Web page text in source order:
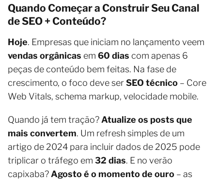
Quando Começar a Construir Seu Canal
de SEO + Conteúdo?
Hoje. Empresas que iniciam no lançamento veem
vendas orgânicas em 60 dias com apenas 6
peças de conteúdo bem feitas. Na fase de
crescimento, o foco deve serSEO técnico – Core
Web Vitals, schema markup, velocidade mobile.
Quando já tem tração? Atualize os posts que
mais convertem. Um refresh simples de um
artigo de 2024 para incluir dados de 2025 pode
triplicar o tráfego em 32 dias. E no verão
capixaba? Agosto é o momento de ouro – as